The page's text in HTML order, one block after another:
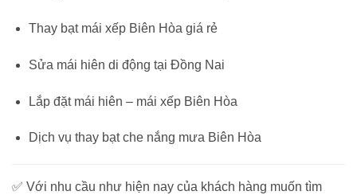
Thay bạt mái xếp Biên Hòa giá rẻ
Sửa mái hiên di động tại Đồng Nai
Lắp đặt mái hiên – mái xếp Biên Hòa
Dịch vụ thay bạt che nắng mưa Biên Hòa
✅ Với nhu cầu như hiện nay của khách hàng muốn tìm